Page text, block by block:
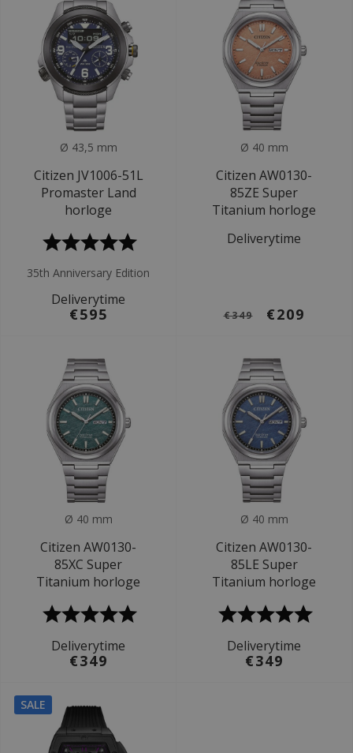
Ø 43,5 mm
Citizen JV1006-51L
Promaster Land
horloge
35th Anniversary Edition
Deliverytime
€595
Ø 40 mm
Citizen AW0130-
85ZE Super
Titanium horloge
Deliverytime
€349 €209
Ø 40 mm
Citizen AW0130-
85XC Super
Titanium horloge
Deliverytime
€349
Ø 40 mm
Citizen AW0130-
85LE Super
Titanium horloge
Deliverytime
€349
SALE